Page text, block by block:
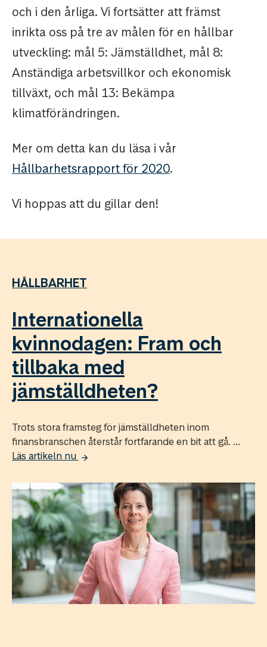
och i den årliga. Vi fortsätter att främst
inrikta oss på tre av målen för en hållbar
utveckling: mål 5: Jämställdhet, mål 8:
Anständiga arbetsvillkor och ekonomisk
tillväxt, och mål 13: Bekämpa
klimatförändringen.
Mer om detta kan du läsa i vår
Hållbarhetsrapport för 2020.
Vi hoppas att du gillar den!
HÅLLBARHET
Internationella
kvinnodagen: Fram och
tillbaka med
jämställdheten?
Trots stora framsteg för jämställdheten inom
finansbranschen återstår fortfarande en bit att gå. ...
Läs artikeln nu